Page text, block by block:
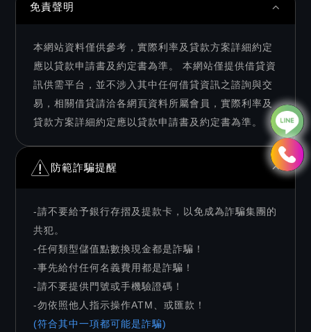
免責聲明
本網站資料僅供參考，實際利率及貸款方案詳細約定
應以貸款申請書及約定書為準。 本網站僅提供借貸資
訊供需平台，並不涉入其中任何借貸資訊之諮詢與交
易，相關借貸請洽各網頁資料所屬會員，實際利率及
貸款方案詳細約定應以貸款申請書及約定書為準。
防範詐騙提醒
-請不要給予銀行存摺及提款卡，以免成為詐騙集團的
共犯。
-任何類型儲值點數換現金都是詐騙！
-事先給付任何名義費用都是詐騙！
-請不要提供門號或手機驗證碼！
-勿依照他人指示操作ATM、或匯款！
(符合其中一項都可能是詐騙)